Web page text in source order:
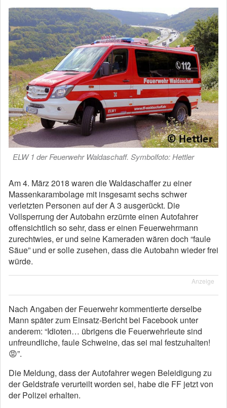
ELW 1 der Feuerwehr Waldaschaff. Symbolfoto: Hettler
Am 4. März 2018 waren die Waldaschaffer zu einer
Massenkarambolage mit insgesamt sechs schwer
verletzten Personen auf der A 3 ausgerückt. Die
Vollsperrung der Autobahn erzürnte einen Autofahrer
offensichtlich so sehr, dass er einen Feuerwehrmann
zurechtwies, er und seine Kameraden wären doch “faule
Säue” und er solle zusehen, dass die Autobahn wieder frei
würde.
Anzeige
Nach Angaben der Feuerwehr kommentierte derselbe
Mann später zum Einsatz-Bericht bei Facebook unter
anderem: “Idioten… übrigens die Feuerwehrleute sind
unfreundliche, faule Schweine, das sei mal festzuhalten!
😡”.
Die Meldung, dass der Autofahrer wegen Beleidigung zu
der Geldstrafe verurteilt worden sei, habe die FF jetzt von
der Polizei erhalten.